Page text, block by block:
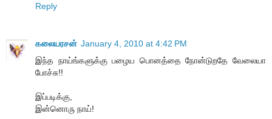
Reply
கலையரசன் January 4, 2010 at 4:42 PM
இந்த நாய்ங்களுக்கு பழைய பொனத்தை நோன்டுறதே வேலையா
போச்சு!!
இப்படிக்கு,
இன்னொரு நாய்!